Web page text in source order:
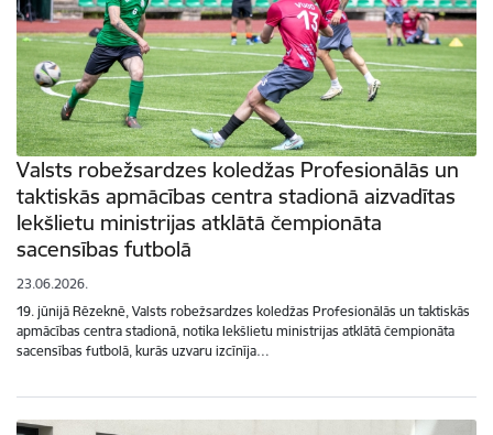
Valsts robežsardzes koledžas Profesionālās un
taktiskās apmācības centra stadionā aizvadītas
Iekšlietu ministrijas atklātā čempionāta
sacensības futbolā
23.06.2026.
19. jūnijā Rēzeknē, Valsts robežsardzes koledžas Profesionālās un taktiskās
apmācības centra stadionā, notika Iekšlietu ministrijas atklātā čempionāta
sacensības futbolā, kurās uzvaru izcīnīja…